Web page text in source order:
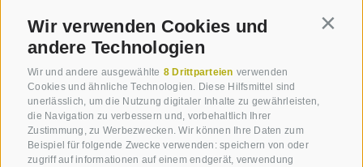
Wir verwenden Cookies und
andere Technologien
Wir und andere ausgewählte 8 Drittparteien verwenden
Cookies und ähnliche Technologien. Diese Hilfsmittel sind
unerlässlich, um die Nutzung digitaler Inhalte zu gewährleisten,
die Navigation zu verbessern und, vorbehaltlich Ihrer
Zustimmung, zu Werbezwecken. Wir können Ihre Daten zum
Beispiel für folgende Zwecke verwenden: speichern von oder
zugriff auf informationen auf einem endgerät, verwendung